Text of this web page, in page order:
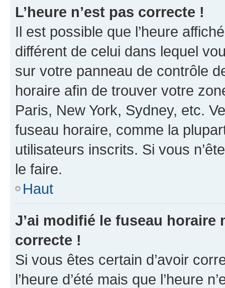
L’heure n’est pas correcte !
Il est possible que l’heure
différent de celui dans lequel
sur votre panneau de contrôle
horaire afin de trouver votre
Paris, New York, Sydney, etc.
fuseau horaire, comme la
utilisateurs inscrits. Si vous
le faire.
Haut
J’ai modifié le fuseau horaire
correcte !
Si vous êtes certain d’avoir
l’heure d’été mais que l’heure